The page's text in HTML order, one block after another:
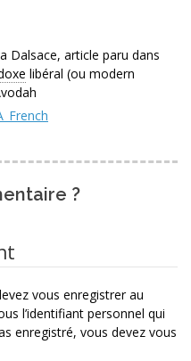
Dalsace, article paru dans
libéral (ou modern
?
vous enregistrer au
l’identifiant personnel qui
enregistré, vous devez vous